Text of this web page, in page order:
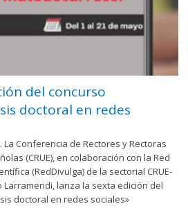
del concurso
doctoral en redes
La Conferencia de Rectores y Rectoras
(CRUE), en colaboración con la Red
(RedDivulga) de la sectorial CRUE-
Larramendi, lanza la sexta edición del
doctoral en redes sociales»